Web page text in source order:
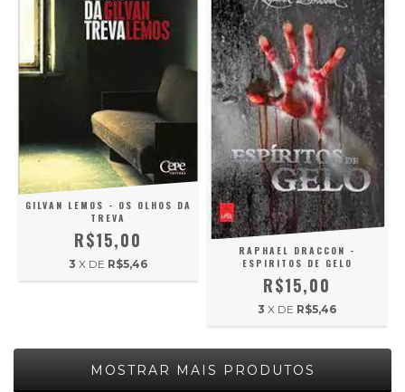
GILVAN LEMOS - OS OLHOS DA
TREVA
R$15,00
3 X DE R$5,46
RAPHAEL DRACCON -
ESPIRITOS DE GELO
R$15,00
3 X DE R$5,46
MOSTRAR MAIS PRODUTOS